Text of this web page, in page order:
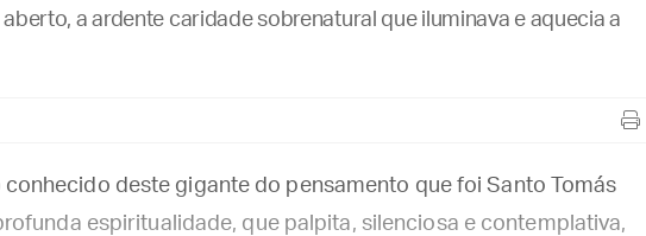
a ardente caridade sobrenatural que iluminava e aquecia a
deste gigante do pensamento que foi Santo Tomás
espiritualidade, que palpita, silenciosa e contemplativa,